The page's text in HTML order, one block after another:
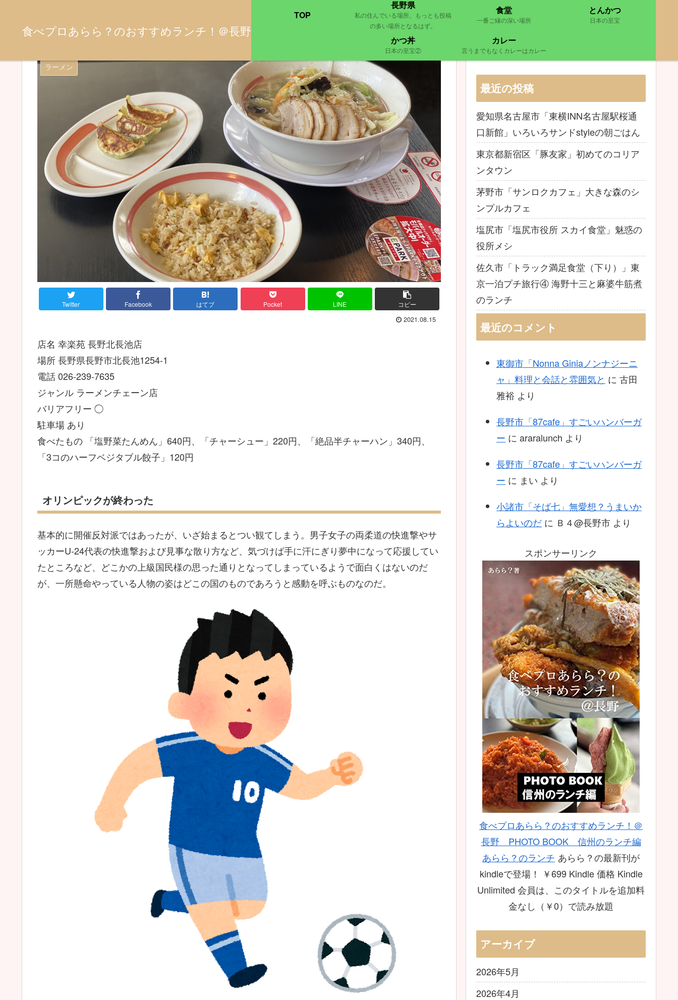
食べプロあらら？のおすすめランチ！＠長野
TOP
長野県
私の住んでいる場所。もっとも投稿
の多い場所となるはず。
食堂
一番ご縁の深い場所
とんかつ
日本の至宝
かつ丼
日本の至宝②
カレー
言うまでもなくカレーはカレー
長野市「幸楽苑 長野北長池店」三種の神器と塩ラーメンと
ラーメン
Twitter Facebook はてブ Pocket LINE コピー
2021.08.15
店名 幸楽苑 長野北長池店
場所 長野県長野市北長池1254-1
電話 026-239-7635
ジャンル ラーメンチェーン店
バリアフリー ◯
駐車場 あり
食べたもの 「塩野菜たんめん」640円、「チャーシュー」220円、「絶品半チャーハン」340円、
「3コのハーフベジタブル餃子」120円
オリンピックが終わった
基本的に開催反対派ではあったが、いざ始まるとつい観てしまう。男子女子の両柔道の快進撃やサ
ッカーU-24代表の快進撃および見事な散り方など、気づけば手に汗にぎり夢中になって応援してい
たところなど、どこかの上級国民様の思った通りとなってしまっているようで面白くはないのだ
が、一所懸命やっている人物の姿はどこの国のものであろうと感動を呼ぶものなのだ。
最近の投稿
愛知県名古屋市「東横INN名古屋駅桜通
口新館」いろいろサンドstyleの朝ごはん
東京都新宿区「豚友家」初めてのコリア
ンタウン
茅野市「サンロクカフェ」大きな森のシ
ンプルカフェ
塩尻市「塩尻市役所 スカイ食堂」魅惑の
役所メシ
佐久市「トラック満足食堂（下り）」東
京一泊プチ旅行④ 海野十三と麻婆牛筋煮
のランチ
最近のコメント
東御市「Nonna Giniaノンナジーニ
ャ」料理と会話と雰囲気と に 古田
雅裕 より
長野市「87cafe」すごいハンバーガ
ー に araralunch より
長野市「87cafe」すごいハンバーガ
ー に まい より
小諸市「そば七」無愛想？うまいか
らよいのだ に Ｂ４@長野市 より
スポンサーリンク
食べプロあらら？のおすすめランチ！＠
長野 PHOTO BOOK 信州のランチ編
あらら？のランチ あらら？の最新刊が
kindleで登場！ ￥699 Kindle 価格 Kindle
Unlimited 会員は、このタイトルを追加料
金なし（￥0）で読み放題
アーカイブ
2026年5月
2026年4月